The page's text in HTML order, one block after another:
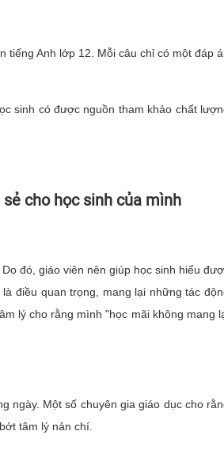
Anh lớp 12. Mỗi câu chỉ có một đáp
sinh có được nguồn tham khảo chất
cho học sinh của mình
đó, giáo viên nên giúp học sinh hiểu
điều quan trọng, mang lại những tác
lý cho rằng mình "học mãi không mang
ngày. Một số chuyên gia giáo dục cho
tâm lý nản chí.